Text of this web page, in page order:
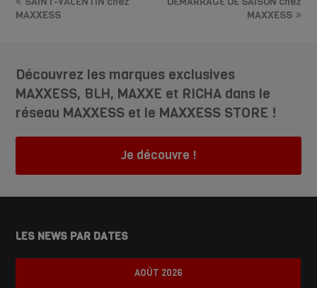
MAXXESS
MAXXESS
Découvrez les marques exclusives
MAXXESS, BLH, MAXXE et RICHA dans le
réseau MAXXESS et le MAXXESS STORE !
Je découvre !
LES NEWS PAR DATES
AOÛT 2026